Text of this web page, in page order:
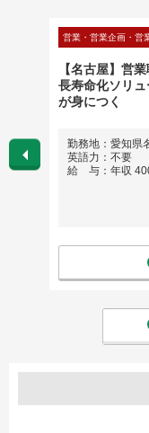
営業・営業企画・営
【名古屋】営
長寿命化ソリ
が身につく
勤務地：愛知県
英語力：不要
給 与：年収